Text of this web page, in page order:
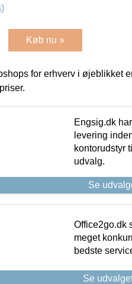
Køb nu »
for erhverv i øjeblikket
Engsig.dk
levering
kontorudstyr
udvalg.
Se
Office2go.dk
meget
bedste
Se